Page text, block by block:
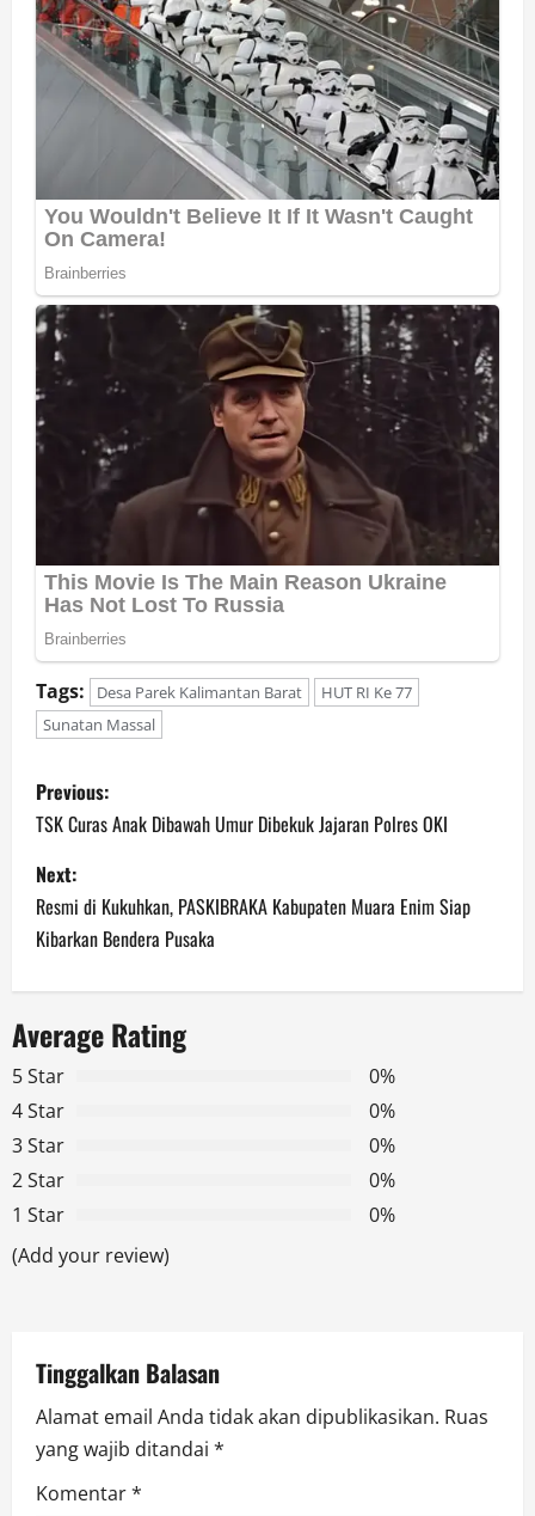
Tags: Desa Parek Kalimantan Barat
HUT RI Ke 77
Sunatan Massal
P
o
s
t
n
a
v
i
g
a
o
n
Previous:
TSK Curas Anak Dibawah Umur Dibekuk Jajaran Polres OKI
Next:
Resmi di Kukuhkan, PASKIBRAKA Kabupaten Muara Enim Siap
Kibarkan Bendera Pusaka
Average Rating
5 Star
0%
4 Star
0%
3 Star
0%
2 Star
0%
1 Star
0%
(Add your review)
Tinggalkan Balasan
Alamat email Anda tidak akan dipublikasikan. Ruas
yang wajib ditandai *
Komentar*